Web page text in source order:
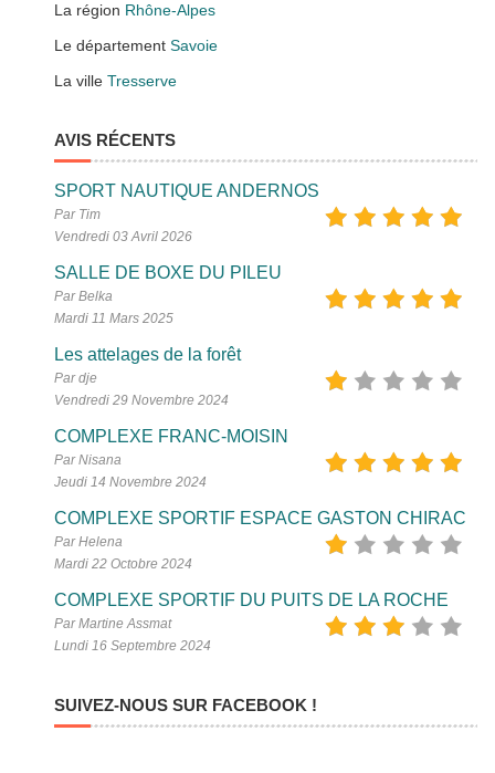
La région Rhône-Alpes
Le départementSavoie
La villeTresserve
AVIS RÉCENTS
SPORT NAUTIQUE ANDERNOS
Par Tim
Vendredi 03 Avril 2026
SALLE DE BOXE DU PILEU
Par Belka
Mardi 11 Mars 2025
Les attelages de la forêt
Par dje
Vendredi 29 Novembre 2024
COMPLEXE FRANC-MOISIN
Par Nisana
Jeudi 14 Novembre 2024
COMPLEXE SPORTIF ESPACE GASTON CHIRAC
Par Helena
Mardi 22 Octobre 2024
COMPLEXE SPORTIF DU PUITS DE LA ROCHE
Par Martine Assmat
Lundi 16 Septembre 2024
SUIVEZ-NOUS SUR FACEBOOK !